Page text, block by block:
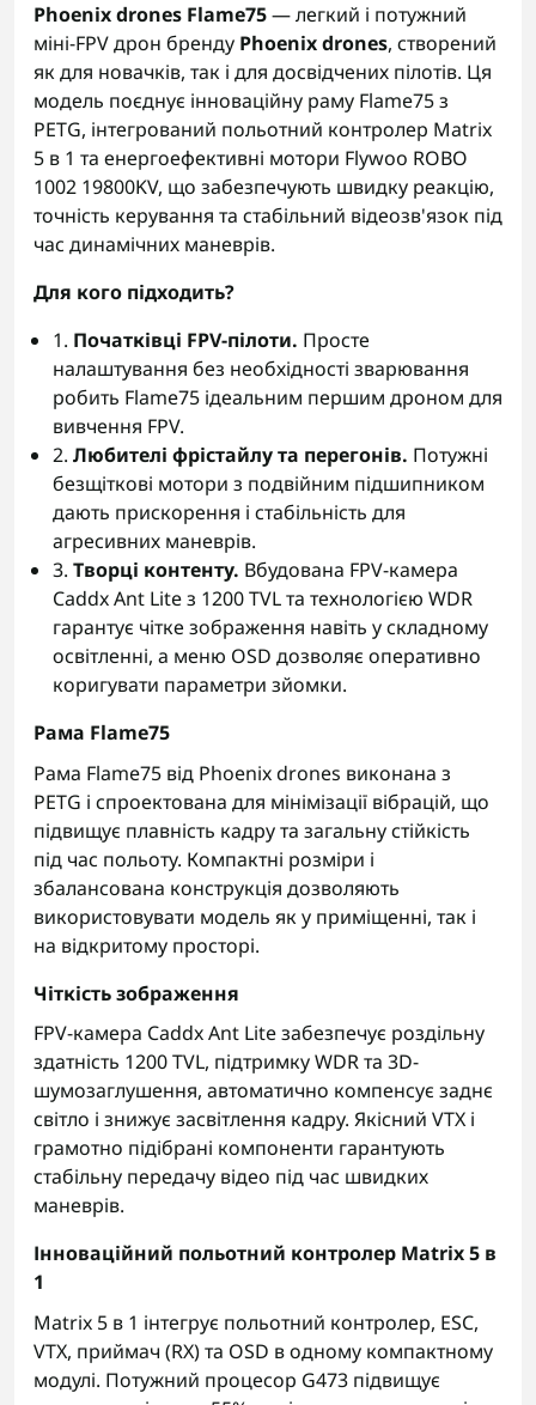
Phoenix drones Flame75— легкий і потужний
міні-FPV дрон бренду Phoenix drones, створений
як для новачків, так і для досвідчених пілотів. Ця
модель поєднує інноваційну раму Flame75 з
PETG, інтегрований польотний контролер Matrix
5 в 1 та енергоефективні мотори Flywoo ROBO
1002 19800KV, що забезпечують швидку реакцію,
точність керування та стабільний відеозв'язок під
час динамічних маневрів.
Для кого підходить?
1. Початківці FPV-пілоти. Просте
налаштування без необхідності зварювання
робить Flame75 ідеальним першим дроном для
вивчення FPV.
2. Любителі фрістайлу та перегонів. Потужні
безщіткові мотори з подвійним підшипником
дають прискорення і стабільність для
агресивних маневрів.
3. Творці контенту. Вбудована FPV-камера
Caddx Ant Lite з 1200 TVL та технологією WDR
гарантує чітке зображення навіть у складному
освітленні, а меню OSD дозволяє оперативно
коригувати параметри зйомки.
Рама Flame75
Рама Flame75 від Phoenix drones виконана з
PETG і спроектована для мінімізації вібрацій, що
підвищує плавність кадру та загальну стійкість
під час польоту. Компактні розміри і
збалансована конструкція дозволяють
використовувати модель як у приміщенні, так і
на відкритому просторі.
Чіткість зображення
FPV-камера Caddx Ant Lite забезпечує роздільну
здатність 1200 TVL, підтримку WDR та 3D-
шумозаглушення, автоматично компенсує заднє
світло і знижує засвітлення кадру. Якісний VTX і
грамотно підібрані компоненти гарантують
стабільну передачу відео під час швидких
маневрів.
Інноваційний польотний контролер Matrix 5 в
1
Matrix 5 в 1 інтегрує польотний контролер, ESC,
VTX, приймач (RX) та OSD в одному компактному
модулі. Потужний процесор G473 підвищує